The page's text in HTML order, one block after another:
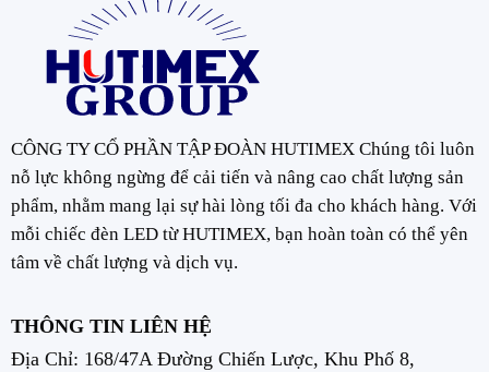
CÔNG TY CỔ PHẦN TẬP ĐOÀN HUTIMEX Chúng tôi luôn
nỗ lực không ngừng để cải tiến và nâng cao chất lượng sản
phẩm, nhằm mang lại sự hài lòng tối đa cho khách hàng. Với
mỗi chiếc đèn LED từ HUTIMEX, bạn hoàn toàn có thể yên
tâm về chất lượng và dịch vụ.
THÔNG TIN LIÊN HỆ
Địa Chỉ: 168/47A Đường Chiến Lược, Khu Phố 8,